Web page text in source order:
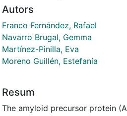
Autors
Franco Fernández, Rafael
Navarro Brugal, Gemma
Martínez-Pinilla, Eva
Moreno Guillén, Estefanía
Resum
The amyloid precursor protein